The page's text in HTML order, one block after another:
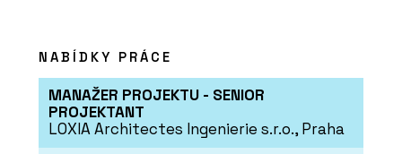
NABÍDKY PRÁCE
MANAŽER PROJEKTU - SENIOR
PROJEKTANT
LOXIA Architectes Ingenierie s.r.o., Praha